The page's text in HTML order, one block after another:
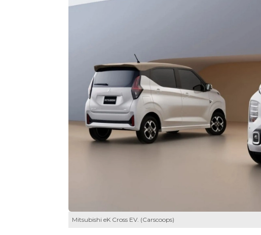
Mitsubishi eK Cross EV. (Carscoops)